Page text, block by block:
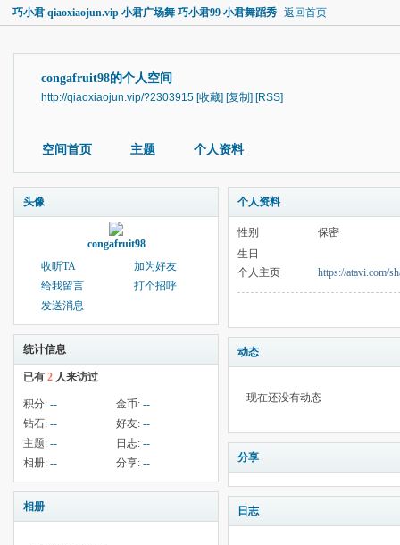
巧小君 qiaoxiaojun.vip 小君广场舞 巧小君99 小君舞蹈秀 返回首页
congafruit98的个人空间
http://qiaoxiaojun.vip/?2303915 [收藏] [复制] [RSS]
空间首页 主题 个人资料
头像
congafruit98
收听TA
加为好友
给我留言
打个招呼
发送消息
统计信息
已有 2 人来访过
积分: -- 金币: --
钻石: -- 好友: --
主题: -- 日志: --
相册: -- 分享: --
相册
个人资料
性别
保密
生日
个人主页
https://atavi.com/
动态
现在还没有动态
分享
日志